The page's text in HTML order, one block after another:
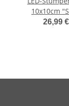
10x10cm
Green" von
26,99 €